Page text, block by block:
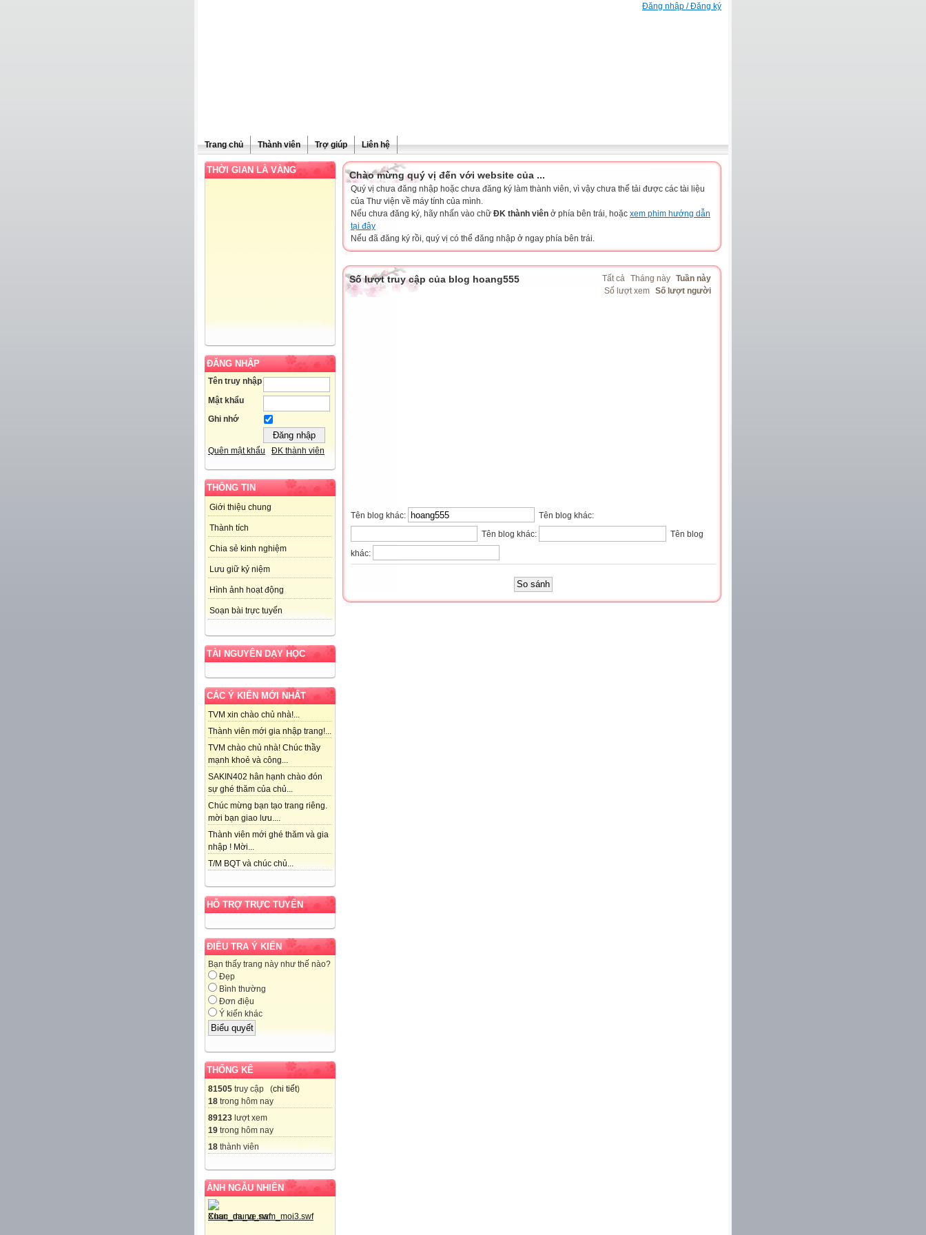
Đăng nhập / Đăng ký
Trang chủ Thành viên Trợ giúp Liên hệ
THỜI GIAN LÀ VÀNG
ĐĂNG NHẬP
Tên truy nhập
Mật khẩu
Ghi nhớ
Quên mật khẩu ĐK thành viên
THÔNG TIN
Giới thiệu chung
Thành tích
Chia sẻ kinh nghiệm
Lưu giữ kỷ niệm
Hình ảnh hoạt động
Soạn bài trực tuyến
TÀI NGUYÊN DẠY HỌC
CÁC Ý KIẾN MỚI NHẤT
TVM xin chào chủ nhà!...
Thành viên mới gia nhập trang!...
TVM chào chủ nhà! Chúc thầy
mạnh khoẻ và công...
SAKIN402 hân hạnh chào đón
sự ghé thăm của chủ...
Chúc mừng bạn tạo trang riêng.
mời bạn giao lưu....
Thành viên mới ghé thăm và gia
nhập ! Mời...
T/M BQT và chúc chủ...
HỖ TRỢ TRỰC TUYẾN
ĐIỀU TRA Ý KIẾN
Bạn thấy trang này như thế nào?
Đẹp
Bình thường
Đơn điệu
Ý kiến khác
THỐNG KÊ
81505 truy cập (chi tiết)
18 trong hôm nay
89123 lượt xem
19 trong hôm nay
18 thành viên
ẢNH NGẪU NHIÊN
Chào mừng quý vị đến với website của ...
Quý vị chưa đăng nhập hoặc chưa đăng ký làm thành viên, vì vậy chưa thể tải được các tài liệu
của Thư viện về máy tính của mình.
Nếu chưa đăng ký, hãy nhấn vào chữ ĐK thành viên ở phía bên trái, hoặc xem phim hướng dẫn
tại đây
Nếu đã đăng ký rồi, quý vị có thể đăng nhập ở ngay phía bên trái.
Tất cả Tháng này Tuần này
Số lượt xem Số lượt người
Số lượt truy cập của blog hoang555
Tên blog khác:
Tên blog khác:
Tên blog khác:
Tên blog
khác: